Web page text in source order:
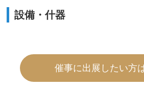
設備・什器
催事に出展したい方